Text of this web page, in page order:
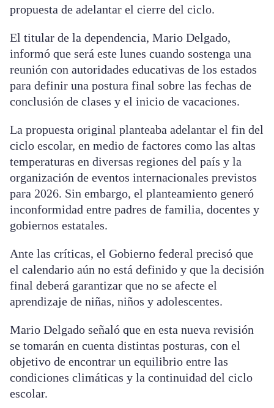
propuesta de adelantar el cierre del ciclo.
El titular de la dependencia, Mario Delgado,
informó que será este lunes cuando sostenga una
reunión con autoridades educativas de los estados
para definir una postura final sobre las fechas de
conclusión de clases y el inicio de vacaciones.
La propuesta original planteaba adelantar el fin del
ciclo escolar, en medio de factores como las altas
temperaturas en diversas regiones del país y la
organización de eventos internacionales previstos
para 2026. Sin embargo, el planteamiento generó
inconformidad entre padres de familia, docentes y
gobiernos estatales.
Ante las críticas, el Gobierno federal precisó que
el calendario aún no está definido y que la decisión
final deberá garantizar que no se afecte el
aprendizaje de niñas, niños y adolescentes.
Mario Delgado señaló que en esta nueva revisión
se tomarán en cuenta distintas posturas, con el
objetivo de encontrar un equilibrio entre las
condiciones climáticas y la continuidad del ciclo
escolar.